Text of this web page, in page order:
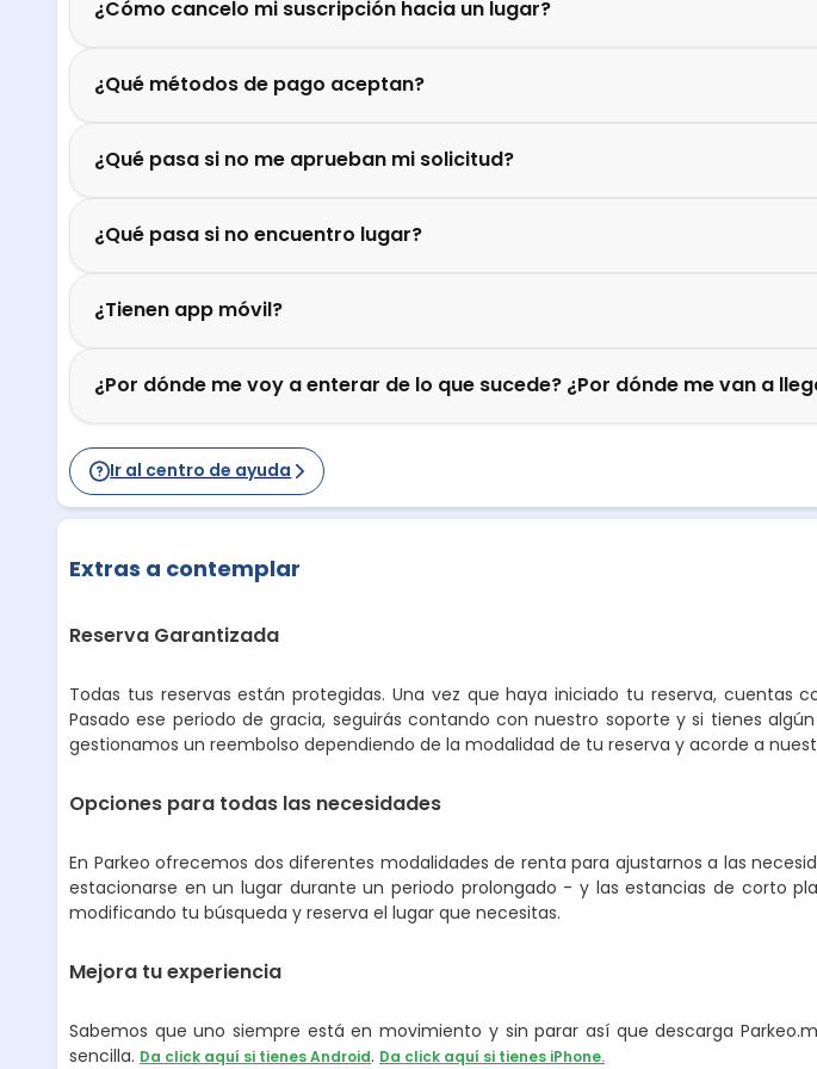
¿Cómo cancelo mi suscripción hacia un lugar?
¿Qué métodos de pago aceptan?
¿Qué pasa si no me aprueban mi solicitud?
¿Qué pasa si no encuentro lugar?
¿Tienen app móvil?
¿Por dónde me voy a enterar de lo que sucede? ¿Por dónde me van a
Ir al centro de ayuda
Extras a contemplar
Reserva Garantizada
Todas tus reservas están protegidas. Una vez que haya iniciado tu reserva, cuentas
Pasado ese periodo de gracia, seguirás contando con nuestro soporte y si tienes
gestionamos un reembolso dependiendo de la modalidad de tu reserva y acorde a
Opciones para todas las necesidades
En Parkeo ofrecemos dos diferentes modalidades de renta para ajustarnos a las
estacionarse en un lugar durante un periodo prolongado - y las estancias de corto
modificando tu búsqueda y reserva el lugar que necesitas.
Mejora tu experiencia
Sabemos que uno siempre está en movimiento y sin parar así que descarga
sencilla. Da click aquí si tienes Android. Da click aquí si tienes iPhone.